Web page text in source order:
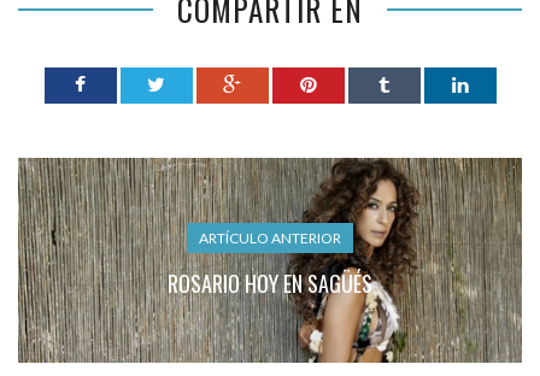
COMPARTIR EN
ARTÍCULO ANTERIOR
ROSARIO HOY EN SAGÜÉS